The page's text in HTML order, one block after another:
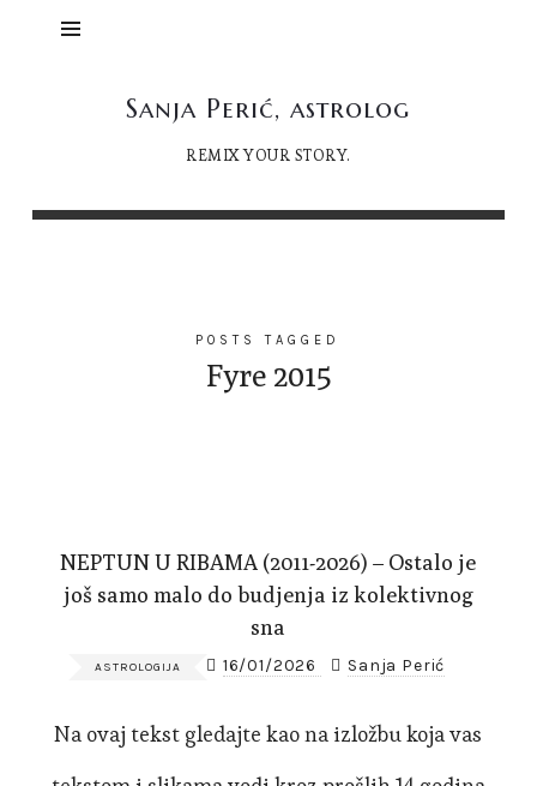
Sanja
astrolog
Sanja Perić, astrolog
REMIX YOUR STORY.
POSTS TAGGED
Fyre 2015
NEPTUN U RIBAMA (2011-2026) – Ostalo je
još samo malo do budjenja iz kolektivnog
sna
ASTROLOGIJA 16/01/2026 Sanja Perić
Na ovaj tekst gledajte kao na izložbu koja vas